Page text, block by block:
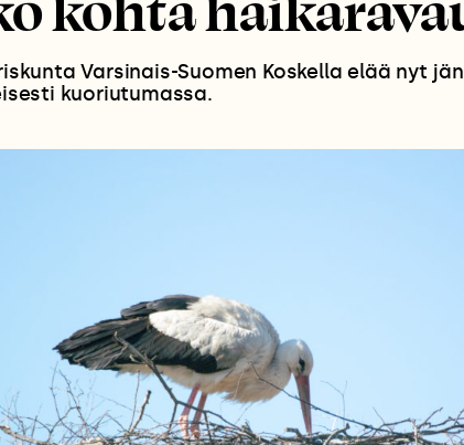
Varsinais-Suomen Koskella elää nyt
kuoriutumassa.